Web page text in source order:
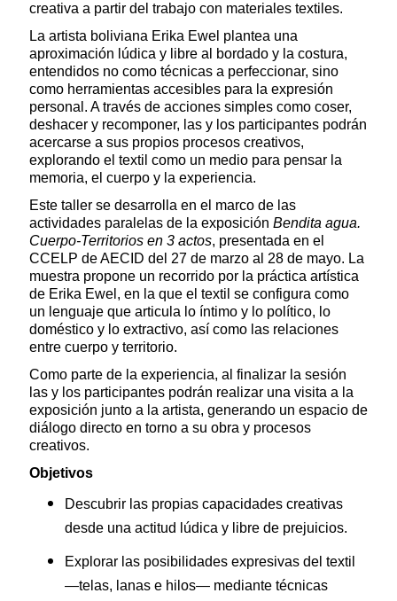
creativa a partir del trabajo con materiales textiles.
La artista boliviana Erika Ewel plantea una
aproximación lúdica y libre al bordado y la costura,
entendidos no como técnicas a perfeccionar, sino
como herramientas accesibles para la expresión
personal. A través de acciones simples como coser,
deshacer y recomponer, las y los participantes podrán
acercarse a sus propios procesos creativos,
explorando el textil como un medio para pensar la
memoria, el cuerpo y la experiencia.
Este taller se desarrolla en el marco de las
actividades paralelas de la exposición Bendita agua.
Cuerpo-Territorios en 3 actos, presentada en el
CCELP de AECID del 27 de marzo al 28 de mayo. La
muestra propone un recorrido por la práctica artística
de Erika Ewel, en la que el textil se configura como
un lenguaje que articula lo íntimo y lo político, lo
doméstico y lo extractivo, así como las relaciones
entre cuerpo y territorio.
Como parte de la experiencia, al finalizar la sesión
las y los participantes podrán realizar una visita a la
exposición junto a la artista, generando un espacio de
diálogo directo en torno a su obra y procesos
creativos.
Objetivos
Descubrir las propias capacidades creativas
desde una actitud lúdica y libre de prejuicios.
Explorar las posibilidades expresivas del textil
—telas, lanas e hilos— mediante técnicas